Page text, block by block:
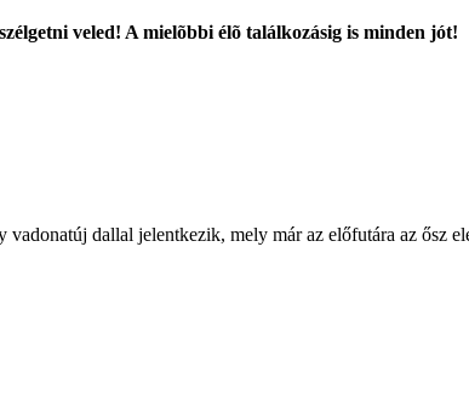
veled! A mielõbbi élõ találkozásig is minden jót!
dallal jelentkezik, mely már az előfutára az ősz